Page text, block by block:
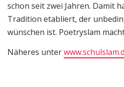
schon seit zwei Jahren. Damit
Tradition etabliert, der
wünschen ist. Poetryslam
Näheres unter